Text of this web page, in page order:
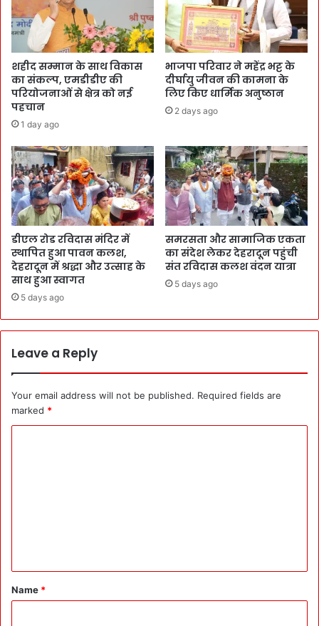
शहीद सम्मान के साथ विकास
का संकल्प, एमडीडीए की
परियोजनाओं से क्षेत्र को नई
पहचान
1 day ago
भाजपा परिवार ने महेंद्र भट्ट के
दीर्घायु जीवन की कामना के
लिए किए धार्मिक अनुष्ठान
2 days ago
डीएल रोड रविदास मंदिर में
स्थापित हुआ पावन कलश,
देहरादून में श्रद्धा और उत्साह के
साथ हुआ स्वागत
5 days ago
समरसता और सामाजिक एकता
का संदेश लेकर देहरादून पहुंची
संत रविदास कलश वंदन यात्रा
5 days ago
Leave a Reply
Your email address will not be published. Required fields are
marked *
*
Name *